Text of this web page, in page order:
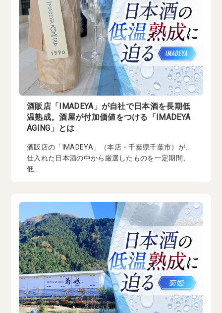
酒販店「IMADEYA」が自社で日本酒を長期低
温熟成。酒屋が付加価値をつける「IMADEYA
AGING」とは
酒販店の「IMADEYA」（本店・千葉県千葉市）が、
仕入れた日本酒の中から厳選したものを一定期間、
低...